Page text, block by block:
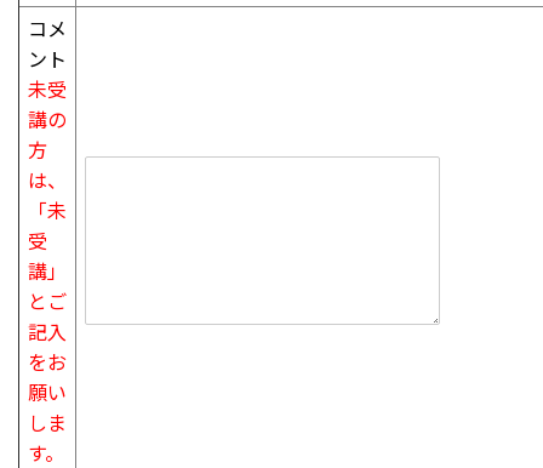
コメ
ント
未受
講の
方
は、
「未
受
講」
と ご
記入
をお
願い
しま
す。